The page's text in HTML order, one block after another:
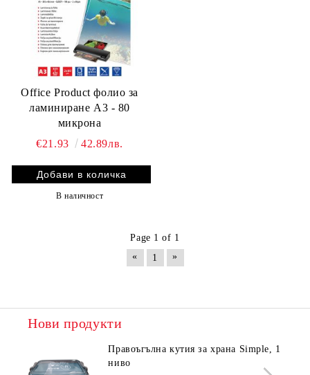
Office Product фолио за
ламиниране А3 - 80
микрона
€21.93
42.89лв.
В наличност
Page 1 of 1
«
1 »
Нови продукти
Правоъгълна кутия за храна Simple, 1
ниво